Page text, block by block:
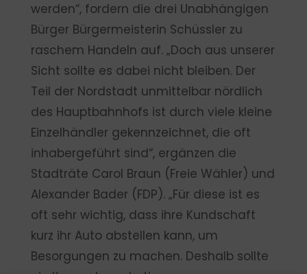
werden“, fordern die drei Unabhängigen
Bürger Bürgermeisterin Schüssler zu
raschem Handeln auf. „Doch aus unserer
Sicht sollte es dabei nicht bleiben. Der
Teil der Nordstadt unmittelbar nördlich
des Hauptbahnhofs ist durch viele kleine
Einzelhändler gekennzeichnet, die oft
inhabergeführt sind“, ergänzen die
Stadträte Carol Braun (Freie Wähler) und
Alexander Bader (FDP). „Für diese ist es
oft sehr wichtig, dass ihre Kundschaft
kurz ihr Auto abstellen kann, um
Besorgungen zu machen. Deshalb sollte